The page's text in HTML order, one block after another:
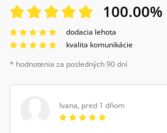
100.00%
dodacia lehota
kvalita komunikácie
* hodnotenia za posledných 90 dní
Ivana, pred 1 dňom